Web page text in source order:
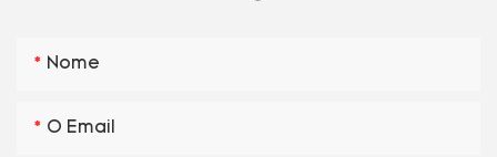
Nome
O Email